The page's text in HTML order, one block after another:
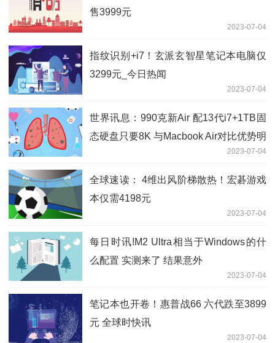
售3999元
2023-07-04
指纹识别+i7！玄派玄智星笔记本电脑仅
3299元_今日热闻
2023-07-04
世界讯息：990克新Air 配13代i7+1TB固
态硬盘只要8K 与Macbook Air对比优势明
2023-07-04
全球速读： 4维出风阶梯散热！宏碁游戏
本仅需4198元
2023-07-04
每日时讯!M2 Ultra相当于Windows的什
么配置 实测来了 结果意外
2023-07-04
笔记本也开卷！惠普战66 六代跌至3899
元 全球时快讯
2023-07-04